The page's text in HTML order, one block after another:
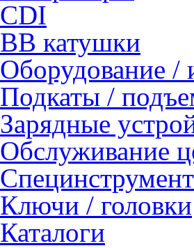
CDI
ВВ катушки
Оборудование /
Подкаты /
Зарядные
Обслуживание
Специнструмент
Ключи / головки
Каталоги